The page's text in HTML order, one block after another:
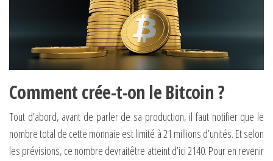
Comment crée-t-on le Bitcoin ?
Tout d’abord, avant de parler de sa production, il faut notifier que le
nombre total de cette monnaie est limité à 21 millions d’unités. Et selon
les prévisions, ce nombre devraitêtre atteint d’ici 2140. Pour en revenir